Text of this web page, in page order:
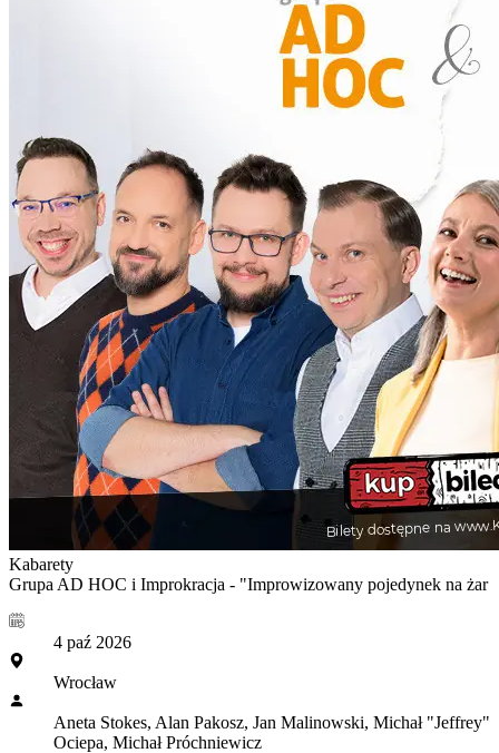
Kabarety
Grupa AD HOC i Improkracja - "Improwizowany pojedynek na żar
4 paź 2026
Wrocław
Aneta Stokes, Alan Pakosz, Jan Malinowski, Michał "Jeffrey"
Ociepa, Michał Próchniewicz